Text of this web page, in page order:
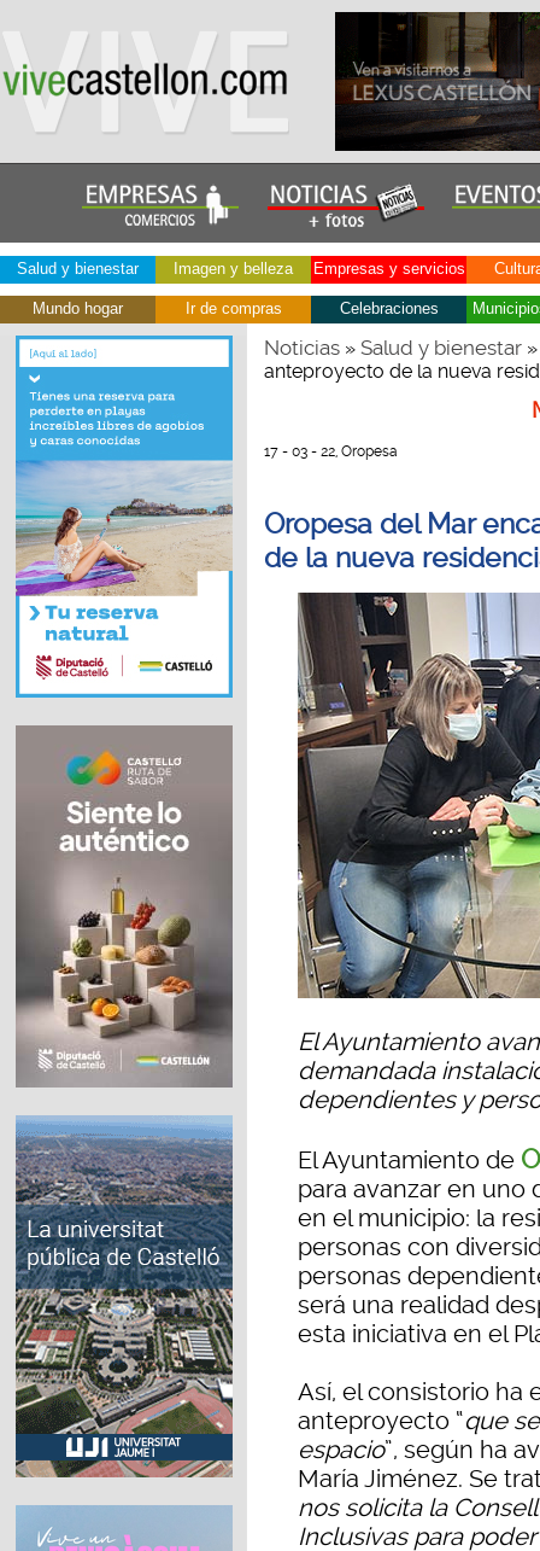
Salud y bienestar Imagen y belleza Empresas y servicios
Mundo hogar Ir de compras Celebraciones
Noticias» Salud y bienestar»
anteproyecto de la nueva
17 - 03 - 22, Oropesa
Oropesa del Mar
de la nueva
El Ayuntamiento
demandada
dependientes y
El Ayuntamiento de
para avanzar en uno
en el municipio: la
personas con
personas
será una realidad
esta iniciativa en el
Así, el consistorio ha
anteproyecto “que
espacio”, según ha
María Jiménez. Se
nos solicita la
Inclusivas para